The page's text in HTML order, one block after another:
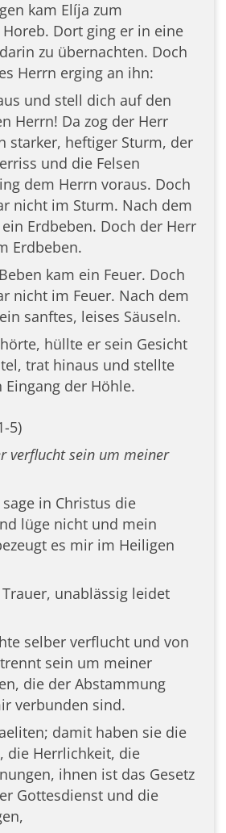
kam Elíja zum
Dort ging er in eine
zu übernachten. Doch
Herrn erging an ihn:
und stell dich auf den
Herrn! Da zog der Herr
starker, heftiger Sturm, der
und die Felsen
dem Herrn voraus. Doch
nicht im Sturm. Nach dem
Erdbeben. Doch der Herr
Erdbeben.
kam ein Feuer. Doch
nicht im Feuer. Nach dem
sanftes, leises Säuseln.
hüllte er sein Gesicht
trat hinaus und stellte
Eingang der Höhle.
5)
verflucht sein um meiner
in Christus die
lüge nicht und mein
es mir im Heiligen
unablässig leidet
selber verflucht und von
sein um meiner
die der Abstammung
verbunden sind.
damit haben sie die
die Herrlichkeit, die
ihnen ist das Gesetz
Gottesdienst und die